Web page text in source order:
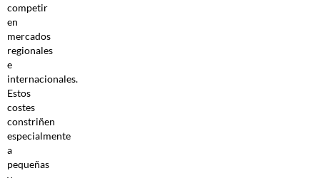
competir
en
mercados
regionales
e
internacionales.
Estos
costes
constriñen
especialmente
a
pequeñas